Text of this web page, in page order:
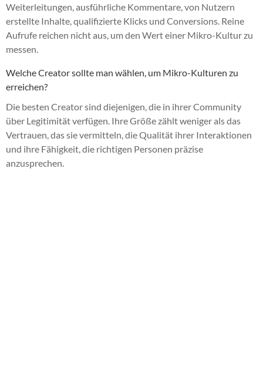
Weiterleitungen, ausführliche Kommentare, von Nutzern
erstellte Inhalte, qualifizierte Klicks und Conversions. Reine
Aufrufe reichen nicht aus, um den Wert einer Mikro-Kultur zu
messen.
Welche Creator sollte man wählen, um Mikro-Kulturen zu
erreichen?
Die besten Creator sind diejenigen, die in ihrer Community
über Legitimität verfügen. Ihre Größe zählt weniger als das
Vertrauen, das sie vermitteln, die Qualität ihrer Interaktionen
und ihre Fähigkeit, die richtigen Personen präzise
anzusprechen.